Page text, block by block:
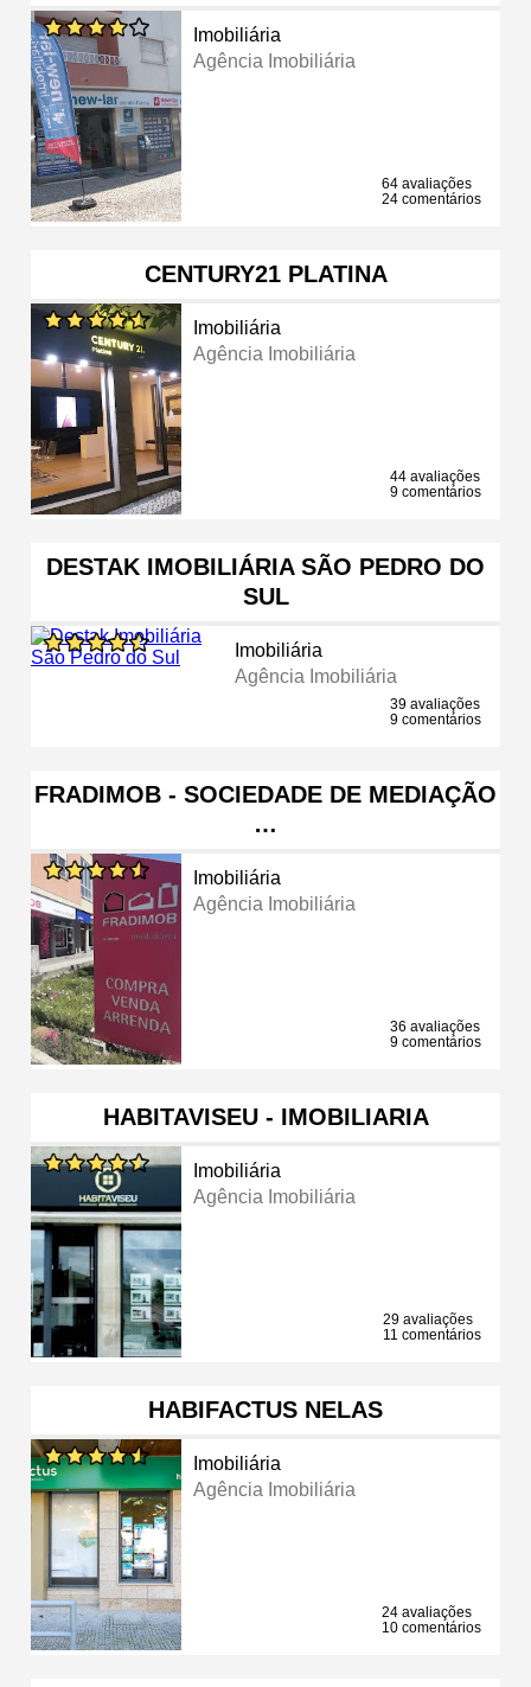
Imobiliária
Agência Imobiliária
64 avaliações
24 comentários
CENTURY21 PLATINA
Imobiliária
Agência Imobiliária
44 avaliações
9 comentários
DESTAK IMOBILIÁRIA SÃO PEDRO DO
SUL
Imobiliária
Agência Imobiliária
39 avaliações
9 comentários
FRADIMOB - SOCIEDADE DE MEDIAÇÃO
…
Imobiliária
Agência Imobiliária
36 avaliações
9 comentários
HABITAVISEU - IMOBILIARIA
Imobiliária
Agência Imobiliária
29 avaliações
11 comentários
HABIFACTUS NELAS
Imobiliária
Agência Imobiliária
24 avaliações
10 comentários